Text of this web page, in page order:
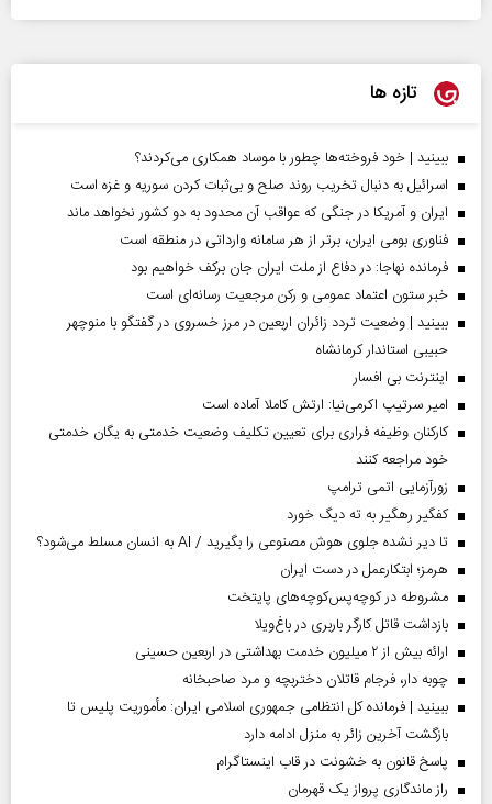
تازه ها
ببینید | خود فروخته‌ها چطور با موساد همکاری می‌کردند؟
اسرائیل به دنبال تخریب روند صلح و بی‌ثبات کردن سوریه و غزه است
ایران و آمریکا در جنگی که عواقب آن محدود به دو کشور نخواهد ماند
فناوری بومی ایران، برتر از هر سامانه وارداتی در منطقه است
فرمانده نهاجا: در دفاع از ملت ایران جان برکف خواهیم بود
خبر ستون اعتماد عمومی و رکن مرجعیت رسانه‌ای است
ببینید | وضعیت تردد زائران اربعین در مرز خسروی در گفتگو با منوچهر
حبیبی استاندار کرمانشاه
اینترنت بی افسار
امیر سرتیپ اکرمی‌نیا: ارتش کاملا آماده است
کارکنان وظیفه فراری برای تعیین تکلیف وضعیت خدمتی به یگان خدمتی
خود مراجعه کنند
زورآزمایی اتمی ترامپ
کفگیر رهگیر به ته دیگ خورد
تا دیر نشده جلوی هوش مصنوعی را بگیرید / AI به انسان مسلط می‌شود؟
هرمز؛ ابتکارعمل در دست ایران
مشروطه در کوچه‌پس‌کوچه‌های پایتخت
بازداشت قاتل کارگر باربری در باغ‌ویلا
ارائه بیش از ۲ میلیون خدمت بهداشتی در اربعین حسینی
چوبه دار، فرجام قاتلان دختربچه و مرد صاحبخانه
ببینید | فرمانده کل انتظامی جمهوری اسلامی ایران­: مأموریت پلیس تا
بازگشت آخرین زائر به منزل ادامه دارد
پاسخ قانون به خشونت در قاب اینستاگرام
راز ماندگاری پرواز یک قهرمان